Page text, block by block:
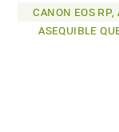
CANON EOS
ASEQUIBLE